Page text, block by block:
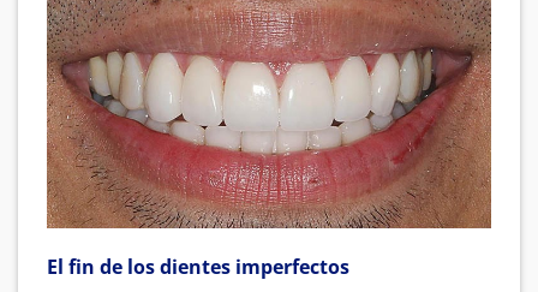
El fin de los dientes imperfectos